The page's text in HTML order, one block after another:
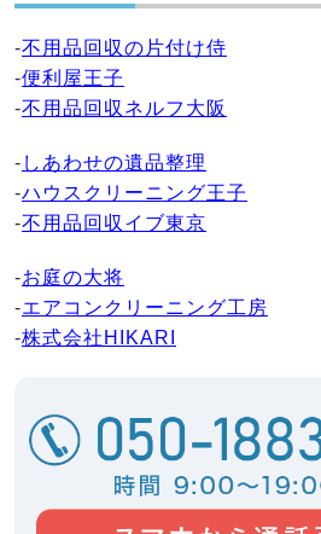
-不用品回収の片付け侍
-便利屋王子
-不用品回収ネルフ大阪
- しあわせの遺品整理
-ハウスクリーニング王子
-不用品回収イブ東京
-お庭の大将
-エアコンクリーニング工房
-株式会社HIKARI